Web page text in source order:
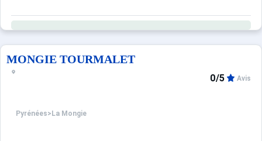
MONGIE TOURMALET
Pyrénées> La Mongie
0/5 Avis